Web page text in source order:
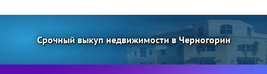
Срочный выкуп недвижимости в Черногории